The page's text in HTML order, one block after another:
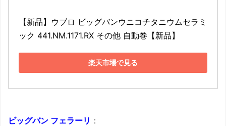
【新品】ウブロ ビッグバンウニコチタニウムセラミ
ック 441.NM.1171.RX その他 自動巻【新品】
楽天市場で見る
ビッグバン フェラーリ ：